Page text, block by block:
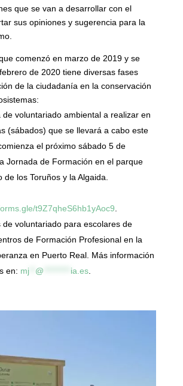
que se van a desarrollar con el
sus opiniones y sugerencia para la
comenzó en marzo de 2019 y se
de 2020 tiene diversas fases
de la ciudadanía en la conservación
de voluntariado ambiental a realizar en
(sábados) que se llevará a cabo este
el próximo sábado 5 de
Jornada de Formación en el parque
de los Toruños y la Algaida.
t9Z7qheS6hb1yAoc9
de voluntariado para escolares de
de Formación Profesional en la
en Puerto Real. Más información
en: mj** @ ia.es.